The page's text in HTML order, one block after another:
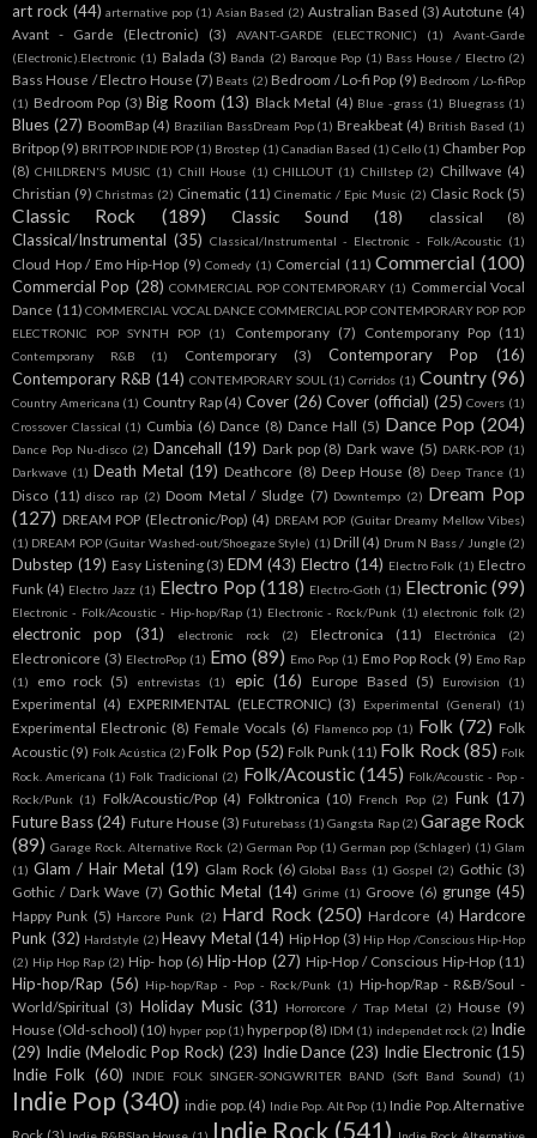
art rock (44) arternative pop (1) Asian Based (2) Australian Based (3) Autotune (4)
Avant - Garde (Electronic)
(3) AVANT-GARDE (ELECTRONIC) (1)
Avant-Garde
(Electronic).Electronic (1) Balada (3) Banda (2) Baroque Pop (1) Bass House / Electro (2)
Bass House / Electro House (7) Beats (2) Bedroom / Lo-fi Pop (9) Bedroom / Lo-fiPop
(1) Bedroom Pop (3) Big Room (13) Black Metal (4) Blue -grass (1) Bluegrass (1)
Blues (27) BoomBap (4) Brazilian BassDream Pop (1) Breakbeat (4) British Based (1)
Britpop (9) BRITPOP INDIE POP (1) Brostep (1) Canadian Based (1) Cello (1) Chamber Pop
(8) CHILDREN'S MUSIC (1) Chill House (1) CHILLOUT (1) Chillstep (2) Chillwave (4)
Christian (9) Christmas (2) Cinematic (11) Cinematic / Epic Music (2) Clasic Rock (5)
Classic Rock (189) Classic Sound (18) classical (8)
Classical/Instrumental (35) Classical/Instrumental - Electronic - Folk/Acoustic (1)
Cloud Hop / Emo Hip-Hop (9) Comedy (1) Comercial (11) Commercial (100)
Commercial Pop (28) COMMERCIAL POP CONTEMPORARY (1) Commercial Vocal
Dance (11) COMMERCIAL VOCAL DANCE COMMERCIAL POP CONTEMPORARY POP POP
ELECTRONIC POP SYNTH POP
(1) Contemporany (7) Contemporany Pop (11)
Contemporany R&B (1) Contemporary (3) Contemporary Pop
(16)
Contemporary R&B (14) CONTEMPORARY SOUL (1) Corridos (1) Country (96)
Country Americana (1) Country Rap (4) Cover (26) Cover (official) (25) Covers (1)
Crossover Classical (1) Cumbia (6) Dance (8) Dance Hall (5) Dance Pop (204)
Dance Pop Nu-disco (2) Dancehall (19) Dark pop (8) Dark wave (5) DARK-POP (1)
Darkwave (1) Death Metal (19) Deathcore (8) Deep House (8) Deep Trance (1)
Disco (11) disco rap (2) Doom Metal / Sludge (7) Downtempo (2) Dream Pop
(127) DREAM POP (Electronic/Pop) (4) DREAM POP (Guitar Dreamy Mellow Vibes)
(1) DREAM POP (Guitar Washed-out/Shoegaze Style) (1) Drill (4) Drum N Bass / Jungle (2)
Dubstep (19) Easy Listening (3) EDM (43) Electro (14) Electro Folk (1) Electro
Funk (4) Electro Jazz (1) Electro Pop (118) Electro-Goth (1) Electronic (99)
Electronic - Folk/Acoustic - Hip-hop/Rap (1) Electronic - Rock/Punk (1) electronic folk (2)
electronic pop (31) electronic rock (2) Electronica (11) Electrónica (2)
Electronicore (3) ElectroPop (1) Emo (89) Emo Pop (1) Emo Pop Rock (9) Emo Rap
(1)
emo rock (5) entrevistas (1) epic (16) Europe Based (5) Eurovision (1)
Experimental (4) EXPERIMENTAL (ELECTRONIC) (3) Experimental (General) (1)
Experimental Electronic (8) Female Vocals (6) Flamenco pop (1) Folk (72) Folk
Acoustic (9) Folk Acústica (2) Folk Pop (52) Folk Punk (11) Folk Rock (85) Folk
Rock. Americana (1) Folk Tradicional (2) Folk/Acoustic (145) Folk/Acoustic - Pop -
Rock/Punk (1) Folk/Acoustic/Pop (4) Folktronica (10) French Pop (2) Funk (17)
Future Bass (24) Future House (3) Futurebass (1) Gangsta Rap (2) Garage Rock
(89) Garage Rock. Alternative Rock (2) German Pop (1) German pop (Schlager) (1) Glam
(1) Glam / Hair Metal (19) Glam Rock (6) Global Bass (1) Gospel (2) Gothic (3)
Gothic / Dark Wave (7) Gothic Metal (14) Grime (1) Groove (6) grunge (45)
Happy Punk (5) Harcore Punk (2) Hard Rock (250) Hardcore (4) Hardcore
Punk (32) Hardstyle (2) Heavy Metal (14) Hip Hop (3) Hip Hop /Conscious Hip-Hop
(2) Hip Hop Rap (2) Hip- hop (6) Hip-Hop (27) Hip-Hop / Conscious Hip-Hop (11)
Hip-hop/Rap (56) Hip-hop/Rap - Pop - Rock/Punk (1) Hip-hop/Rap - R&B/Soul -
World/Spiritual (3) Holiday Music (31) Horrorcore / Trap Metal (2) House (9)
House (Old-school) (10) hyper pop (1) hyperpop (8) IDM (1) independet rock (2) Indie
(29) Indie (Melodic Pop Rock) (23) Indie Dance (23) Indie Electronic (15)
Indie Folk (60) INDIE FOLK SINGER-SONGWRITER BAND (Soft Band Sound) (1)
Indie Pop (340) indie pop. (4) Indie Pop. Alt Pop (1) Indie Pop. Alternative
Rock (3) Indie Rock (541)